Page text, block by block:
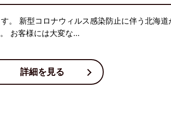
。 新型コロナウィルス感染防止に伴う北海
お客様には大変な…
詳細を見る